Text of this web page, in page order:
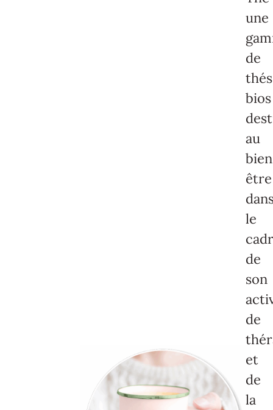
une
de
thés
bios
au
être
le
de
son
de
et
de
la